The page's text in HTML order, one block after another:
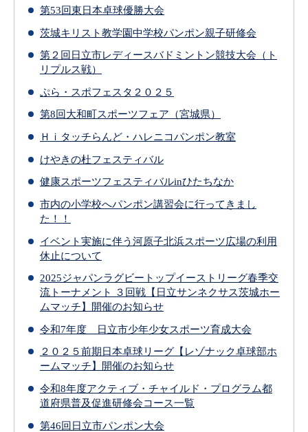
第53回東日本卓球優勝大会
茨城キリスト教学園中学校パンポン親子研修会
第２回日立市レディースバドミントン競技大会（ト
リプルス戦）
ぷら・スポフェスタ２０２５
第8回大和町スポーツフェア（宮城県）
Ｈｉタッチらんど・ハレニコパンポン教室
けやきの杜フェスティバル
健康スポーツフェスティバルinひたちなか
市内の小学校へパンポン講習会に行ってきまし
た！！
イベント実施に伴う河原子北浜スポーツ広場の利用
休止について
2025ジャパンラグビートップイーストリーグ春季交
流トーナメント ３回戦【日立サンネクサス茨城ホー
ムマッチ】開催のお知らせ
令和7年度 日立市少年少女スポーツ育成大会
２０２５前期日本卓球リーグ【レゾナック卓球部ホ
ームマッチ】開催のお知らせ
令和8年度アクティブ・チャイルド・プログラム都
道府県普及促進研修会コース一覧
第46回日立市パンポン大会